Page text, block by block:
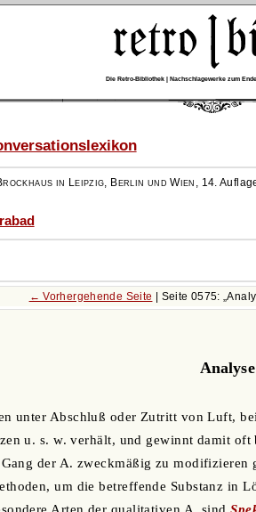
Die Retro-Bibliothek | Nachschlagewerke zum
in Leipzig, Berlin und Wien , 14.
← Vorhergehende Seite | Seite 0575:
Analyse
unter Abschluß oder Zutritt von Luft,
u. s. w. verhält, und gewinnt damit
der A. zweckmäßig zu modifizieren
um die betreffende Substanz in